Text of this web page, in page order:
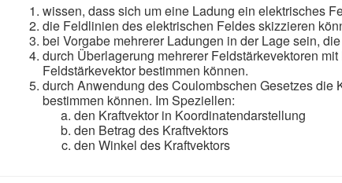
wissen, dass sich um eine Ladung ein elektrisches
die Feldlinien des elektrischen Feldes skizzieren
bei Vorgabe mehrerer Ladungen in der Lage sein,
durch Überlagerung mehrerer Feldstärkevektoren
Feldstärkevektor bestimmen können.
durch Anwendung des Coulombschen Gesetzes
bestimmen können. Im Speziellen:
den Kraftvektor in Koordinatendarstellung
den Betrag des Kraftvektors
den Winkel des Kraftvektors